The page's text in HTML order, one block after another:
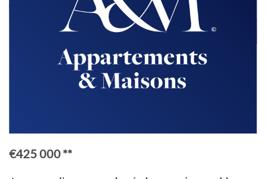
Retour à la liste
MEUDON
€425 000**